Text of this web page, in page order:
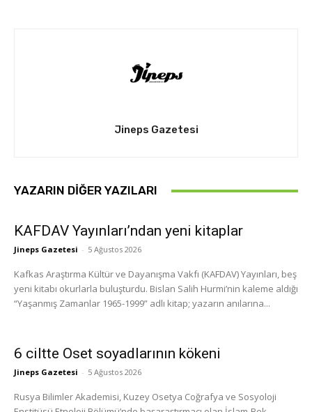
Jineps Gazetesi
YAZARIN DIĞER YAZILARI
KAFDAV Yayınları’ndan yeni kitaplar
Jineps Gazetesi - 5 Ağustos 2026
Kafkas Araştırma Kültür ve Dayanışma Vakfı (KAFDAV) Yayınları, beş
yeni kitabı okurlarla buluşturdu. Bislan Salih Hurmi’nin kaleme aldığı
“Yaşanmış Zamanlar 1965-1999” adlı kitap; yazarın anılarına...
6 ciltte Oset soyadlarının kökeni
Jineps Gazetesi - 5 Ağustos 2026
Rusya Bilimler Akademisi, Kuzey Osetya Coğrafya ve Sosyoloji